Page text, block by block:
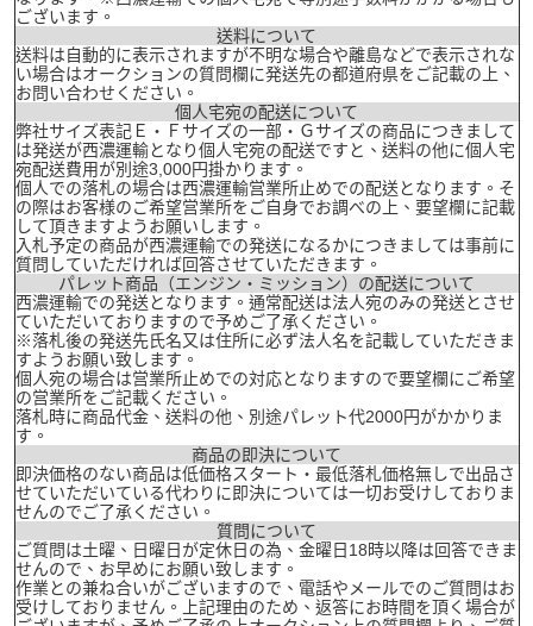
ございます。
送料について
送料は自動的に表示されますが不明な場合や離島などで表示されな
い場合はオークションの質問欄に発送先の都道府県をご記載の上、
お問い合わせください。
個人宅宛の配送について
弊社サイズ表記Ｅ・Ｆサイズの一部・Ｇサイズの商品につきまして
は発送が西濃運輸となり個人宅宛の配送ですと、送料の他に個人宅
宛配送費用が別途3,000円掛かります。
個人での落札の場合は西濃運輸営業所止めでの配送となります。そ
の際はお客様のご希望営業所をご自身でお調べの上、要望欄に記載
して頂きますようお願いします。
入札予定の商品が西濃運輸での発送になるかにつきましては事前に
質問していただければ回答させていただきます。
パレット商品（エンジン・ミッション）の配送について
西濃運輸での発送となります。通常配送は法人宛のみの発送とさせ
ていただいておりますので予めご了承ください。
※落札後の発送先氏名又は住所に必ず法人名を記載していただきま
すようお願い致します。
個人宛の場合は営業所止めでの対応となりますので要望欄にご希望
の営業所をご記載ください。
落札時に商品代金、送料の他、別途パレット代2000円がかかりま
す。
商品の即決について
即決価格のない商品は低価格スタート・最低落札価格無しで出品さ
せていただいている代わりに即決については一切お受けしておりま
せんのでご了承ください。
質問について
ご質問は土曜、日曜日が定休日の為、金曜日18時以降は回答できま
せんので、お早めにお願い致します。
作業との兼ね合いがございますので、電話やメールでのご質問はお
受けしておりません。上記理由のため、返答にお時間を頂く場合が